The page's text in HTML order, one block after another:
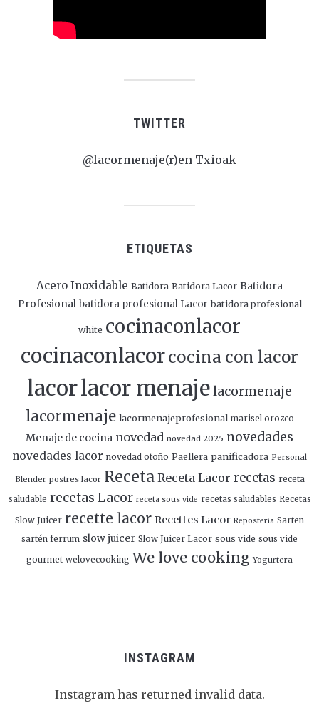
TWITTER
@lacormenaje(r)en Txioak
ETIQUETAS
Acero Inoxidable Batidora Batidora Lacor Batidora
Profesional batidora profesional Lacor batidora profesional
white cocinaconlacor
cocinaconlacorcocina con lacor
lacorlacor menajelacormenaje
lacormenaje lacormenajeprofesional marisel orozco
Menaje de cocina novedad novedad 2025 novedades
novedades lacor novedad otoño Paellera panificadora Personal
Blender postres lacor Receta Receta Lacor recetas receta
saludable recetas Lacor receta sous vide recetas saludables Recetas
Slow Juicer recette lacor Recettes Lacor Reposteria Sarten
sartén ferrum slow juicer Slow Juicer Lacor sous vide sous vide
gourmet welovecooking We love cooking Yogurtera
INSTAGRAM
Instagram has returned invalid data.